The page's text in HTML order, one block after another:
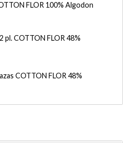
FLOR 100% Algodon
pl. COTTON FLOR 48%
COTTON FLOR 48%